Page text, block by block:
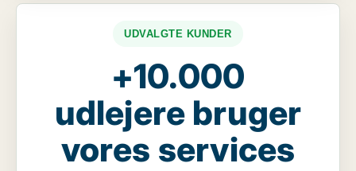
UDVALGTE KUNDER
+10.000
udlejere bruger
vores services